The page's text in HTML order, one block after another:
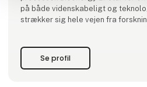
på både videnskabeligt og
strækker sig hele vejen fra
Se profil